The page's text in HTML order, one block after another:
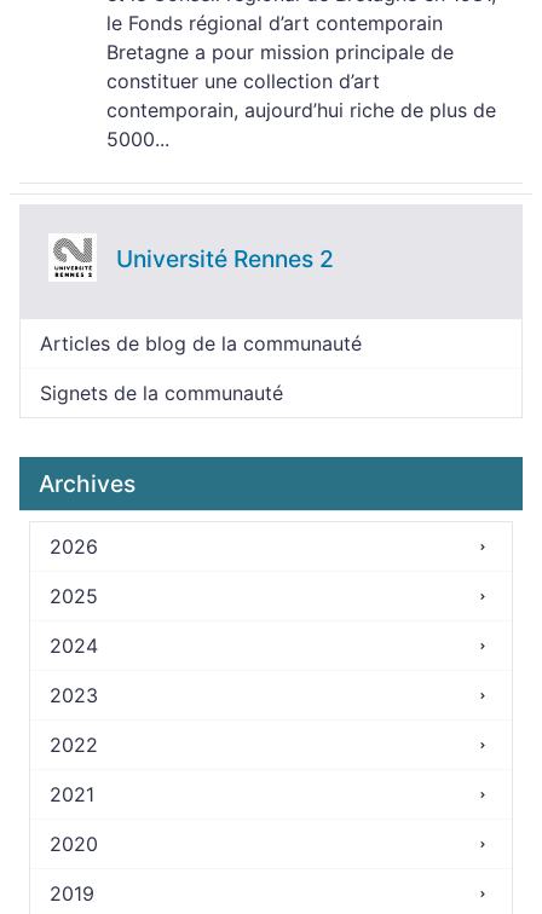
le Fonds régional d’art contemporain
Bretagne a pour mission principale de
constituer une collection d’art
contemporain, aujourd’hui riche de plus de
5000...
Université Rennes 2
Articles de blog de la communauté
Signets de la communauté
Archives
2026
2025
2024
2023
2022
2021
2020
2019